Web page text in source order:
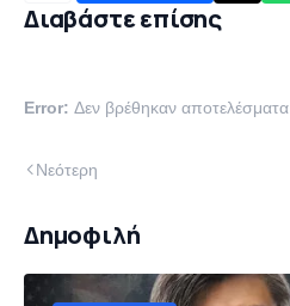
Διαβάστε επίσης
Error: Δεν βρέθηκαν αποτελέσματα
Νεότερη
Δημοφιλή